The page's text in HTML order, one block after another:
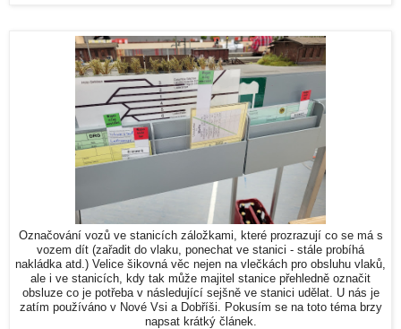
Označování vozů ve stanicích záložkami, které prozrazují co se má s
vozem dít (zařadit do vlaku, ponechat ve stanici - stále probíhá
nakládka atd.) Velice šikovná věc nejen na vlečkách pro obsluhu vlaků,
ale i ve stanicích, kdy tak může majitel stanice přehledně označit
obsluze co je potřeba v následující sejšně ve stanici udělat. U nás je
zatím používáno v Nové Vsi a Dobříši. Pokusím se na toto téma brzy
napsat krátký článek.